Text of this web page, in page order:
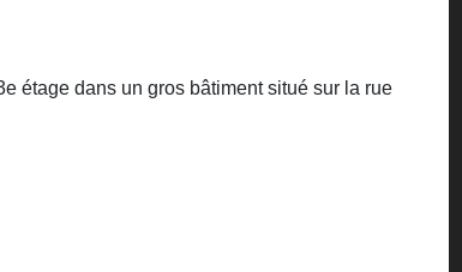
étage dans un gros bâtiment situé sur la rue